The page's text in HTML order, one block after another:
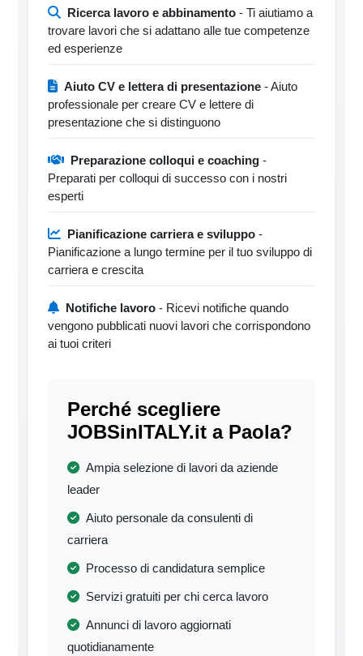
Ricerca lavoro e abbinamento - Ti aiutiamo a
trovare lavori che si adattano alle tue competenze
ed esperienze
Aiuto CV e lettera di presentazione - Aiuto
professionale per creare CV e lettere di
presentazione che si distinguono
Preparazione colloqui e coaching -
Preparati per colloqui di successo con i nostri
esperti
Pianificazione carriera e sviluppo -
Pianificazione a lungo termine per il tuo sviluppo di
carriera e crescita
Notifiche lavoro - Ricevi notifiche quando
vengono pubblicati nuovi lavori che corrispondono
ai tuoi criteri
Perché scegliere
JOBSinITALY.it a Paola?
Ampia selezione di lavori da aziende
leader
Aiuto personale da consulenti di
carriera
Processo di candidatura semplice
Servizi gratuiti per chi cerca lavoro
Annunci di lavoro aggiornati
quotidianamente